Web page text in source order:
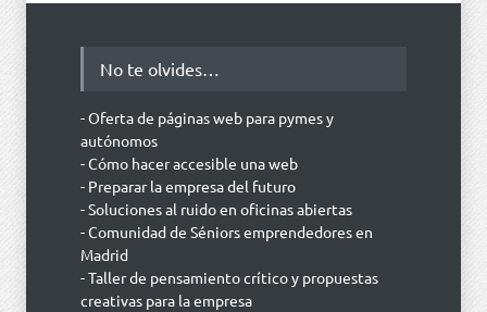
No te olvides…
- Oferta de páginas web para pymes y
autónomos
- Cómo hacer accesible una web
- Preparar la empresa del futuro
- Soluciones al ruido en oficinas abiertas
- Comunidad de Séniors emprendedores en
Madrid
- Taller de pensamiento crítico y propuestas
creativas para la empresa